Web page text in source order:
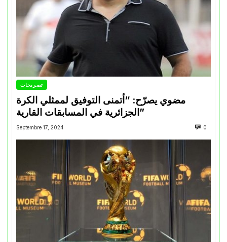
تصريحات
مضوي يصرّح: “أتمنى التوفيق لممثلي الكرة
الجزائرية في المسابقات القارية”
Septembre 17, 2024 0